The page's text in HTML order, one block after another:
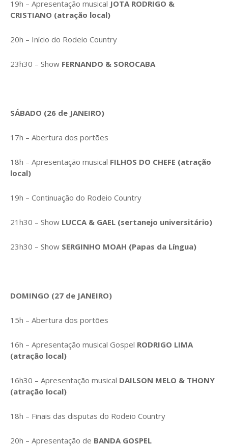
19h – Apresentação musical JOTA RODRIGO &
CRISTIANO (atração local)
20h – Início do Rodeio Country
23h30 – Show FERNANDO & SOROCABA
SÁBADO (26 de JANEIRO)
17h – Abertura dos portões
18h – Apresentação musical FILHOS DO CHEFE (atração
local)
19h – Continuação do Rodeio Country
21h30 – Show LUCCA & GAEL (sertanejo universitário)
23h30 – Show SERGINHO MOAH (Papas da Língua)
DOMINGO (27 de JANEIRO)
15h – Abertura dos portões
16h – Apresentação musical Gospel RODRIGO LIMA
(atração local)
16h30 – Apresentação musical DAILSON MELO & THONY
(atração local)
18h – Finais das disputas do Rodeio Country
20h – Apresentação de BANDA GOSPEL